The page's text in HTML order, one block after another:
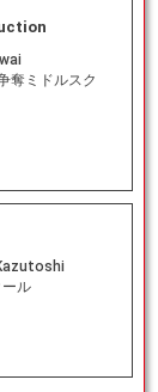
奪ミドルスク
ル